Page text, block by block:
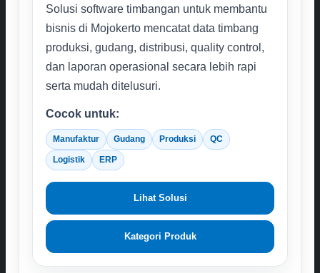
Solusi software timbangan untuk membantu
bisnis di Mojokerto mencatat data timbang
produksi, gudang, distribusi, quality control,
dan laporan operasional secara lebih rapi
serta mudah ditelusuri.
Cocok untuk:
Manufaktur Gudang Produksi QC
Logistik ERP
Lihat Solusi
Kategori Produk